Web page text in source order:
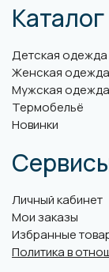
Каталог
Детская одежда
Женская одежда
Мужская одежда
Термобельё
Новинки
Личный кабинет
Мои заказы
Избранные
Политика в